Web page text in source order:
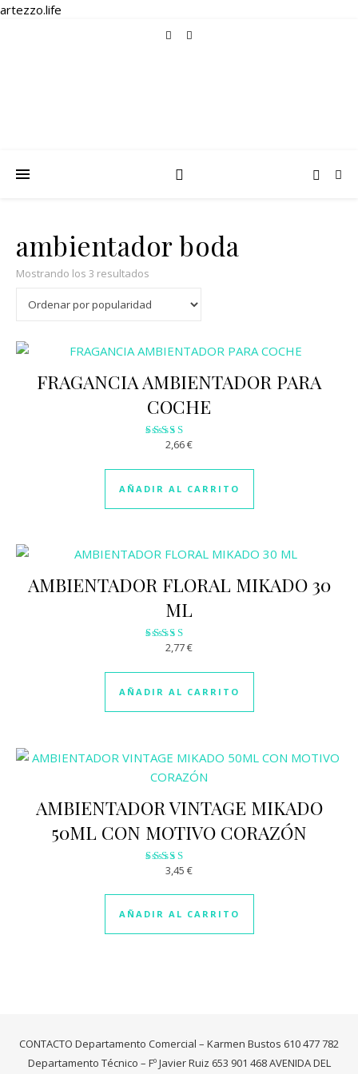
artezzo.life
ambientador boda
Mostrando los 3 resultados
FRAGANCIA AMBIENTADOR PARA
COCHE
Valorado
2.98
de 5
2,66€
AÑADIR AL CARRITO
AMBIENTADOR FLORAL MIKADO 30
ML
Valorado
2.87
de 5
2,77€
AÑADIR AL CARRITO
AMBIENTADOR VINTAGE MIKADO
50ML CON MOTIVO CORAZÓN
Valorado
2.99
de 5
3,45 €
AÑADIR AL CARRITO
CONTACTO Departamento Comercial – Karmen Bustos 610 477 782
Departamento Técnico – Fº Javier Ruiz 653 901 468 AVENIDA DEL